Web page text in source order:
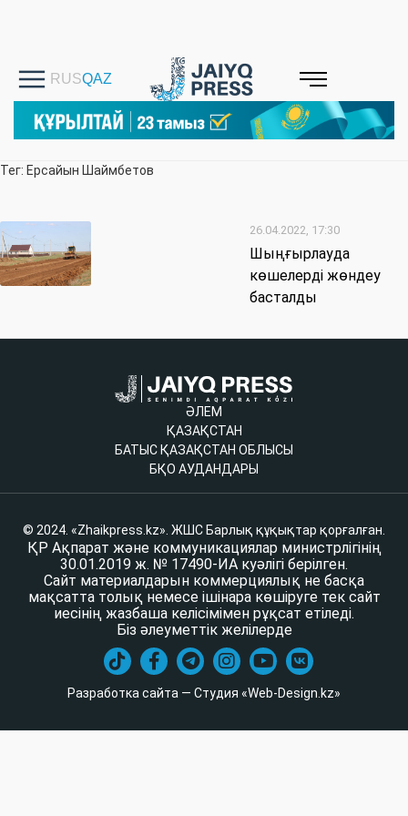
Тег: Ерсайын Шаймбетов
26.04.2022, 17:30
Шыңғырлауда
көшелерді жөндеу
басталды
ӘЛЕМ
ҚАЗАҚСТАН
БАТЫС ҚАЗАҚСТАН ОБЛЫСЫ
БҚО АУДАНДАРЫ
© 2024. «Zhaikpress.kz». ЖШС Барлық құқықтар қорғалған.
ҚР Ақпарат және коммуникациялар министрлігінің
30.01.2019 ж. № 17490-ИА куәлігі берілген.
Сайт материалдарын коммерциялық не басқа
мақсатта толық немесе ішінара көшіруге тек сайт
иесінің жазбаша келісімімен рұқсат етіледі.
Біз әлеуметтік желілерде
Разработка сайта — Студия «Web-Design.kz»